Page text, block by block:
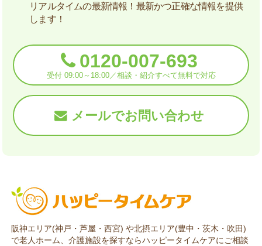
リアルタイムの最新情報！最新かつ正確な情報を提供
します！
0120-007-693
受付 09:00～18:00／相談・紹介すべて無料で対応
メールでお問い合わせ
阪神エリア(神戸・芦屋・西宮) や北摂エリア(豊中・茨木・吹田)
で老人ホーム、介護施設を探すならハッピータイムケアにご相談